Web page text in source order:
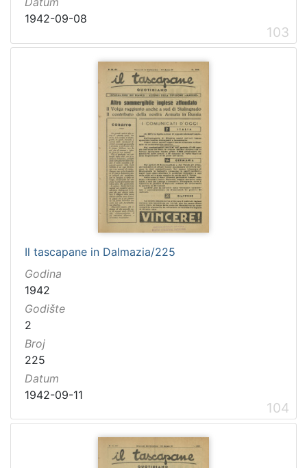
1942-09-08
103
Il tascapane in Dalmazia/225
Godina
1942
Godište
2
Broj
225
Datum
1942-09-11
104